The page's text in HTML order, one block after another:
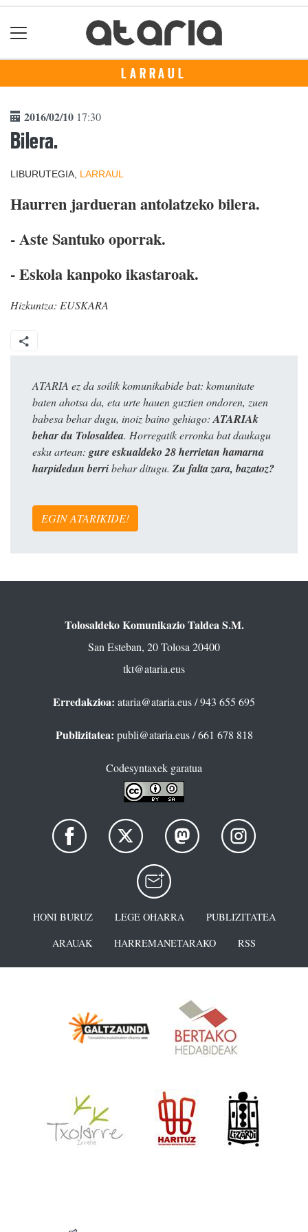
LARRAUL
2016/02/10 17:30
Bilera.
LIBURUTEGIA, LARRAUL
Haurren jardueran antolatzeko bilera.
- Aste Santuko oporrak.
- Eskola kanpoko ikastaroak.
Hizkuntza: EUSKARA
ATARIA ez da soilik komunikabide bat: komunitate
baten ahotsa da, eta urte hauen guztien ondoren, zuen
babesa behar dugu, inoiz baino gehiago: ATARIAk
behar du Tolosaldea. Horregatik erronka bat daukagu
esku artean: gure eskualdeko 28 herrietan hamarna
harpidedun berribehar ditugu. Zu falta zara, bazatoz?
EGIN ATARIKIDE!
Tolosaldeko Komunikazio Taldea S.M.
San Esteban, 20 Tolosa 20400
tkt@ataria.eus
Erredakzioa: ataria@ataria.eus/ 943 655 695
Publizitatea: publi@ataria.eus/ 661 678 818
Codesyntaxek garatua
HONI BURUZ LEGE OHARRA
PUBLIZITATEA
ARAUAK
HARREMANETARAKO RSS